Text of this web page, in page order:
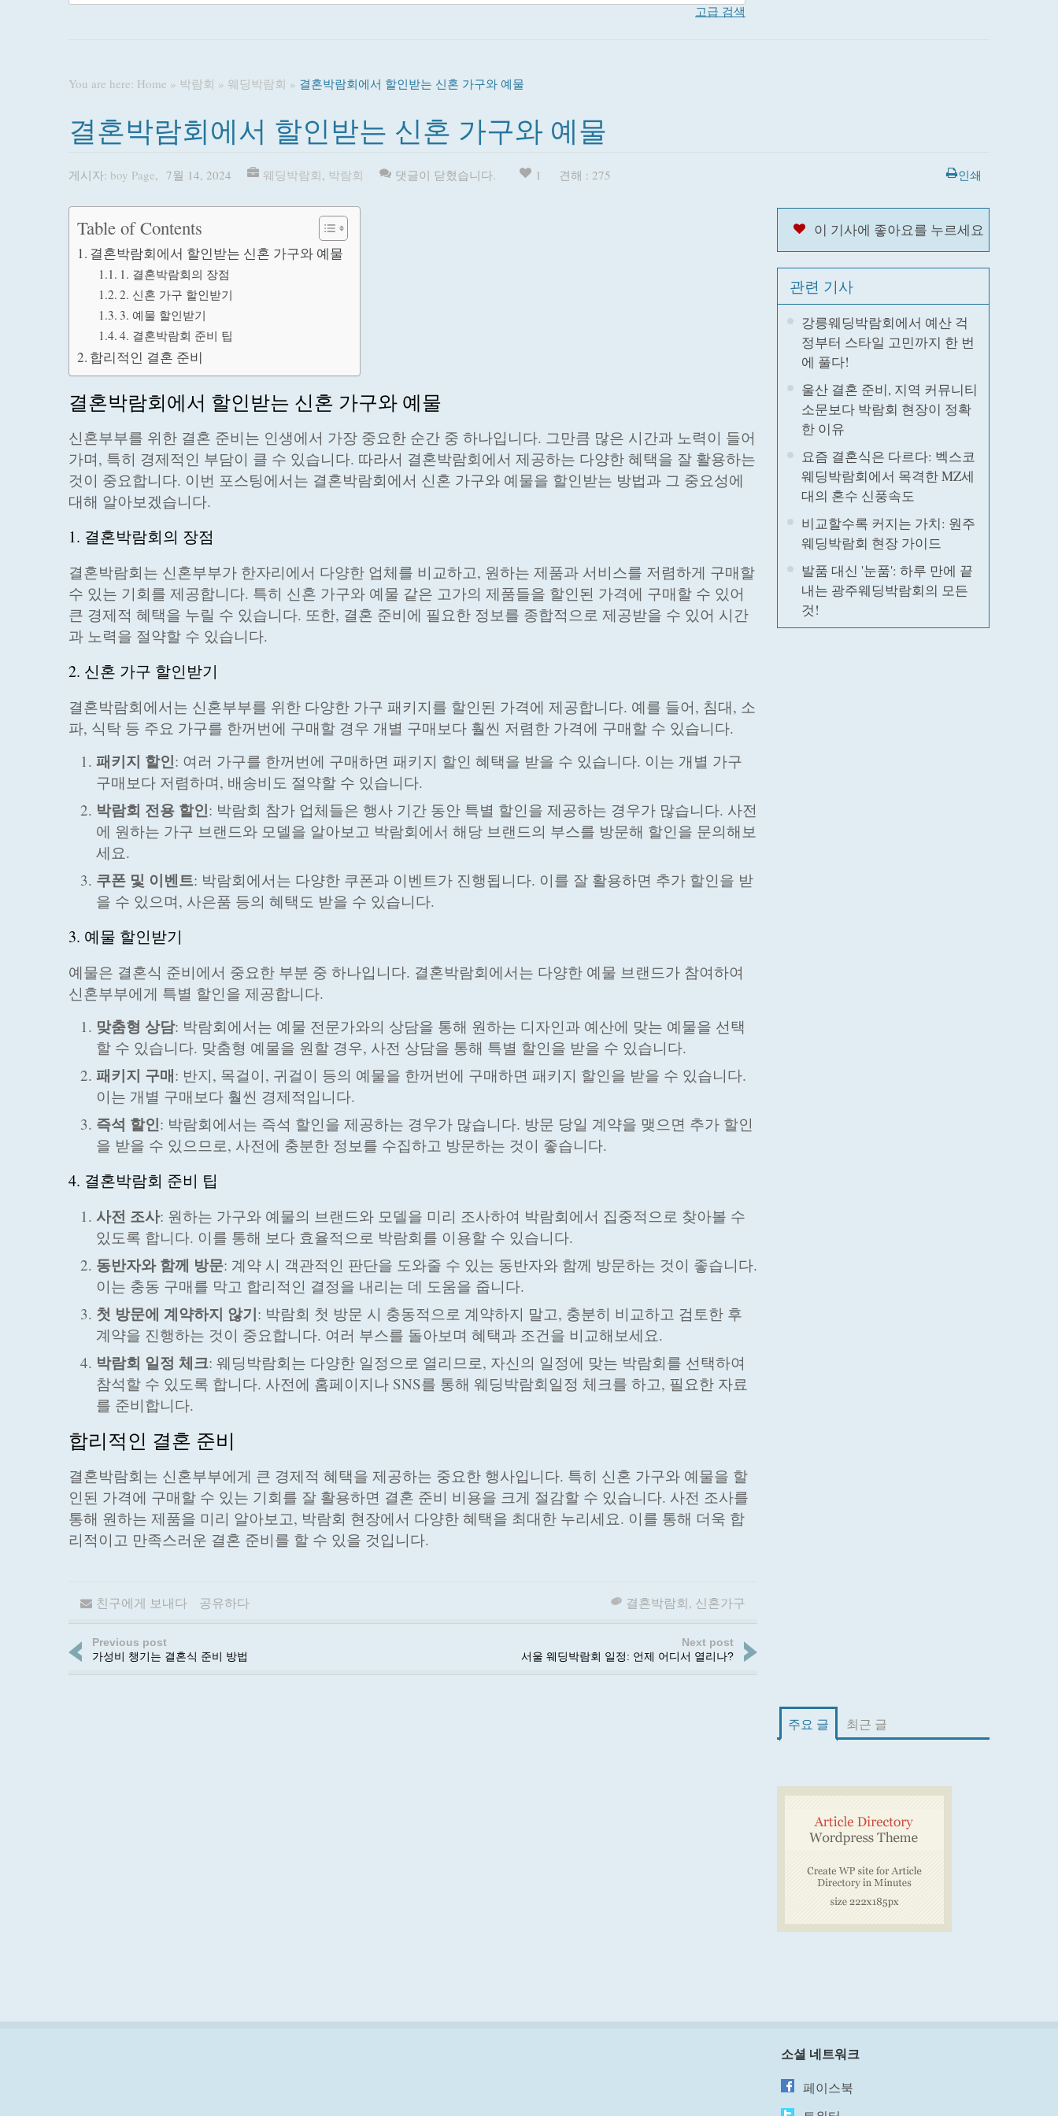
고급 검색
You are here: Home » 박람회 » 웨딩박람회 » 결혼박람회에서 할인받는 신혼 가구와 예물
결혼박람회에서 할인받는 신혼 가구와 예물
게시자: boy Page, 7월 14, 2024 웨딩박람회, 박람회 댓글이 닫혔습니다. 1 견해 : 275 인쇄
Table of Contents
결혼박람회에서 할인받는 신혼 가구와 예물
1. 결혼박람회의 장점
2. 신혼 가구 할인받기
3. 예물 할인받기
4. 결혼박람회 준비 팁
합리적인 결혼 준비
결혼박람회에서 할인받는 신혼 가구와 예물
신혼부부를 위한 결혼 준비는 인생에서 가장 중요한 순간 중 하나입니다. 그만큼 많은 시간과 노력이 들어
가며, 특히 경제적인 부담이 클 수 있습니다. 따라서 결혼박람회에서 제공하는 다양한 혜택을 잘 활용하는
것이 중요합니다. 이번 포스팅에서는 결혼박람회에서 신혼 가구와 예물을 할인받는 방법과 그 중요성에
대해 알아보겠습니다.
1. 결혼박람회의 장점
결혼박람회는 신혼부부가 한자리에서 다양한 업체를 비교하고, 원하는 제품과 서비스를 저렴하게 구매할
수 있는 기회를 제공합니다. 특히 신혼 가구와 예물 같은 고가의 제품들을 할인된 가격에 구매할 수 있어
큰 경제적 혜택을 누릴 수 있습니다. 또한, 결혼 준비에 필요한 정보를 종합적으로 제공받을 수 있어 시간
과 노력을 절약할 수 있습니다.
2. 신혼 가구 할인받기
결혼박람회에서는 신혼부부를 위한 다양한 가구 패키지를 할인된 가격에 제공합니다. 예를 들어, 침대, 소
파, 식탁 등 주요 가구를 한꺼번에 구매할 경우 개별 구매보다 훨씬 저렴한 가격에 구매할 수 있습니다.
패키지 할인: 여러 가구를 한꺼번에 구매하면 패키지 할인 혜택을 받을 수 있습니다. 이는 개별 가구
구매보다 저렴하며, 배송비도 절약할 수 있습니다.
박람회 전용 할인: 박람회 참가 업체들은 행사 기간 동안 특별 할인을 제공하는 경우가 많습니다. 사전
에 원하는 가구 브랜드와 모델을 알아보고 박람회에서 해당 브랜드의 부스를 방문해 할인을 문의해보
세요.
쿠폰 및 이벤트: 박람회에서는 다양한 쿠폰과 이벤트가 진행됩니다. 이를 잘 활용하면 추가 할인을 받
을 수 있으며, 사은품 등의 혜택도 받을 수 있습니다.
3. 예물 할인받기
예물은 결혼식 준비에서 중요한 부분 중 하나입니다. 결혼박람회에서는 다양한 예물 브랜드가 참여하여
신혼부부에게 특별 할인을 제공합니다.
맞춤형 상담: 박람회에서는 예물 전문가와의 상담을 통해 원하는 디자인과 예산에 맞는 예물을 선택
할 수 있습니다. 맞춤형 예물을 원할 경우, 사전 상담을 통해 특별 할인을 받을 수 있습니다.
패키지 구매: 반지, 목걸이, 귀걸이 등의 예물을 한꺼번에 구매하면 패키지 할인을 받을 수 있습니다.
이는 개별 구매보다 훨씬 경제적입니다.
즉석 할인: 박람회에서는 즉석 할인을 제공하는 경우가 많습니다. 방문 당일 계약을 맺으면 추가 할인
을 받을 수 있으므로, 사전에 충분한 정보를 수집하고 방문하는 것이 좋습니다.
4. 결혼박람회 준비 팁
사전 조사: 원하는 가구와 예물의 브랜드와 모델을 미리 조사하여 박람회에서 집중적으로 찾아볼 수
있도록 합니다. 이를 통해 보다 효율적으로 박람회를 이용할 수 있습니다.
동반자와 함께 방문: 계약 시 객관적인 판단을 도와줄 수 있는 동반자와 함께 방문하는 것이 좋습니다.
이는 충동 구매를 막고 합리적인 결정을 내리는 데 도움을 줍니다.
첫 방문에 계약하지 않기: 박람회 첫 방문 시 충동적으로 계약하지 말고, 충분히 비교하고 검토한 후
계약을 진행하는 것이 중요합니다. 여러 부스를 돌아보며 혜택과 조건을 비교해보세요.
박람회 일정 체크: 웨딩박람회는 다양한 일정으로 열리므로, 자신의 일정에 맞는 박람회를 선택하여
참석할 수 있도록 합니다. 사전에 홈페이지나 SNS를 통해 웨딩박람회일정 체크를 하고, 필요한 자료
를 준비합니다.
합리적인 결혼 준비
결혼박람회는 신혼부부에게 큰 경제적 혜택을 제공하는 중요한 행사입니다. 특히 신혼 가구와 예물을 할
인된 가격에 구매할 수 있는 기회를 잘 활용하면 결혼 준비 비용을 크게 절감할 수 있습니다. 사전 조사를
통해 원하는 제품을 미리 알아보고, 박람회 현장에서 다양한 혜택을 최대한 누리세요. 이를 통해 더욱 합
리적이고 만족스러운 결혼 준비를 할 수 있을 것입니다.
친구에게 보내다 공유하다 결혼박람회, 신혼가구
Previous post
가성비 챙기는 결혼식 준비 방법
Next post
서울 웨딩박람회 일정: 언제 어디서 열리나?
이 기사에 좋아요를 누르세요
관련 기사
강릉웨딩박람회에서 예산 걱
정부터 스타일 고민까지 한 번
에 풀다!
울산 결혼 준비, 지역 커뮤니티
소문보다 박람회 현장이 정확
한 이유
요즘 결혼식은 다르다: 벡스코
웨딩박람회에서 목격한 MZ세
대의 혼수 신풍속도
비교할수록 커지는 가치: 원주
웨딩박람회 현장 가이드
발품 대신 '눈품': 하루 만에 끝
내는 광주웨딩박람회의 모든
것!
주요 글 최근 글
소셜 네트워크
페이스북